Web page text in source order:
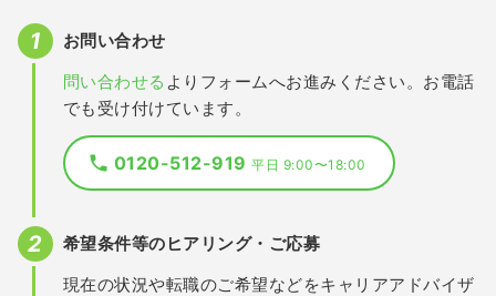
お問い合わせ
問い合わせる よりフォームへお進みください。お電話
でも受け付けています。
0120-512-919平日 9:00〜18:00
希望条件等のヒアリング・ご応募
現在の状況や転職のご希望などをキャリアアドバイザ